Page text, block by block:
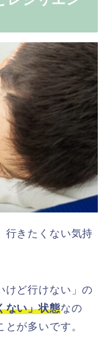
行きたくない気持
けど行けない」の
ない」状態なの
が多いです。